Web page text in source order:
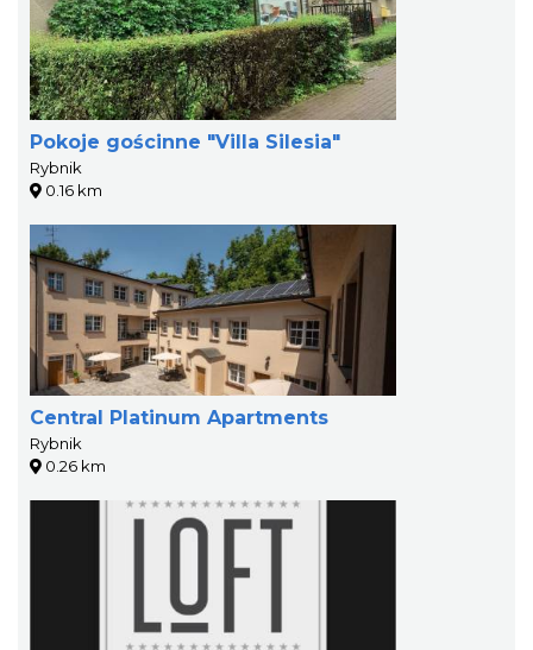
Pokoje gościnne "Villa Silesia"
Rybnik
0.16 km
Central Platinum Apartments
Rybnik
0.26 km